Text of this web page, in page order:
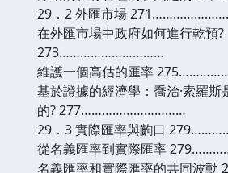
29．2 外匯市場
在外匯市場中政府如何進行乾預?
273…………………………
維護一個高估的匯率
基於證據的經濟學：喬治·索羅
的? 277…………………………
29．3 實際匯率與齣口
從名義匯率到實際匯率
名義匯率和實際匯率的共同